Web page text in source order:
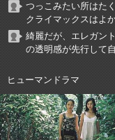
つっこみたい所はた
クライマックスはよ
綺麗だが、エレガン
の透明感が先行して自
ヒューマンドラマ